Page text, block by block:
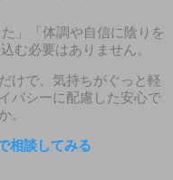
」「体調や自信に陰りを
む必要はありません。
けで、気持ちがぐっと軽
バシーに配慮した安心で
。
相談してみる